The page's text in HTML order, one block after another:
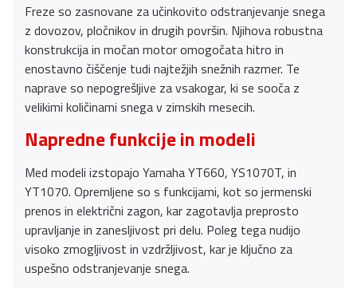
Freze so zasnovane za učinkovito odstranjevanje snega
z dovozov, pločnikov in drugih površin. Njihova robustna
konstrukcija in močan motor omogočata hitro in
enostavno čiščenje tudi najtežjih snežnih razmer. Te
naprave so nepogrešljive za vsakogar, ki se sooča z
velikimi količinami snega v zimskih mesecih.
Napredne funkcije in modeli
Med modeli izstopajo Yamaha YT660, YS1070T, in
YT1070. Opremljene so s funkcijami, kot so jermenski
prenos in električni zagon, kar zagotavlja preprosto
upravljanje in zanesljivost pri delu. Poleg tega nudijo
visoko zmogljivost in vzdržljivost, kar je ključno za
uspešno odstranjevanje snega.